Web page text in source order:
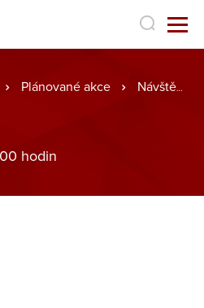
Plánované akce Návštěva kina
hodin